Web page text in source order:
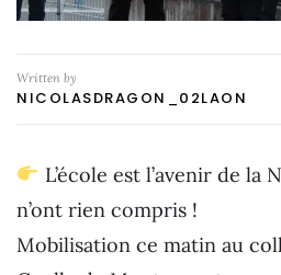
Written by
NICOLASDRAGON_02LAON
L’école est l’avenir de la
n’ont rien compris !
Mobilisation ce matin au